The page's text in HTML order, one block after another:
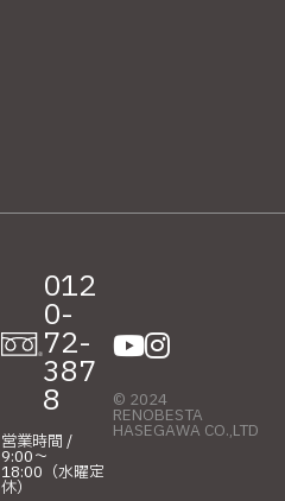
012
0-
72-
387
8
営業時間 /
9:00〜
18:00（水曜定
休）
© 2024
RENOBESTA
HASEGAWA CO.,LTD